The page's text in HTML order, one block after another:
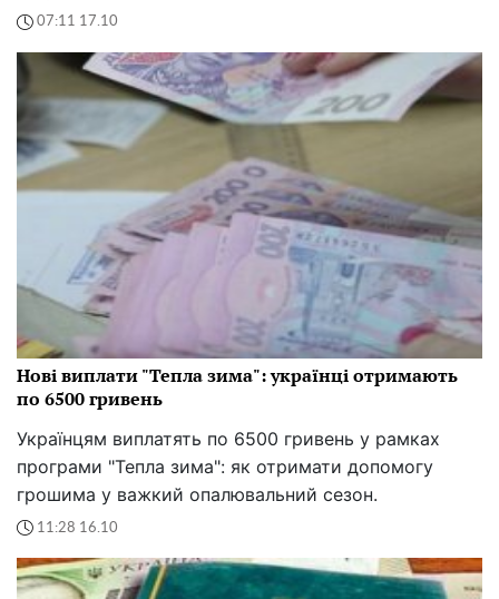
07:11 17.10
Нові виплати "Тепла зима": українці отримають
по 6500 гривень
Українцям виплатять по 6500 гривень у рамках
програми "Тепла зима": як отримати допомогу
грошима у важкий опалювальний сезон.
11:28 16.10